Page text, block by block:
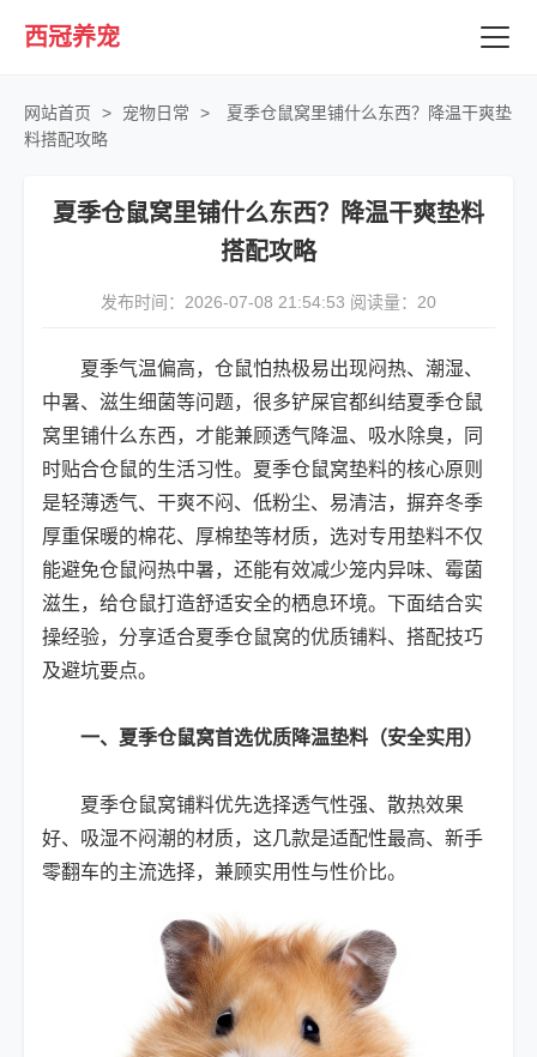
西冠养宠
网站首页 > 宠物日常 >
夏季仓鼠窝里铺什么东西？降温干爽垫
料搭配攻略
夏季仓鼠窝里铺什么东西？降温干爽垫料
搭配攻略
发布时间：2026-07-08 21:54:53 阅读量： 20
夏季气温偏高，仓鼠怕热极易出现闷热、潮湿、
中暑、滋生细菌等问题，很多铲屎官都纠结夏季仓鼠
窝里铺什么东西，才能兼顾透气降温、吸水除臭，同
时贴合仓鼠的生活习性。夏季仓鼠窝垫料的核心原则
是轻薄透气、干爽不闷、低粉尘、易清洁，摒弃冬季
厚重保暖的棉花、厚棉垫等材质，选对专用垫料不仅
能避免仓鼠闷热中暑，还能有效减少笼内异味、霉菌
滋生，给仓鼠打造舒适安全的栖息环境。下面结合实
操经验，分享适合夏季仓鼠窝的优质铺料、搭配技巧
及避坑要点。
一、夏季仓鼠窝首选优质降温垫料（安全实用）
夏季仓鼠窝铺料优先选择透气性强、散热效果
好、吸湿不闷潮的材质，这几款是适配性最高、新手
零翻车的主流选择，兼顾实用性与性价比。